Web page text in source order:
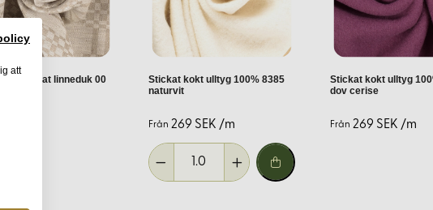
med råd och tips för att välja rätt inredningstyg för ditt projekt. Tveka
bomullstyger och ulltyger.
mönstrat linneduk 00
Stickat kokt ulltyg 100% 8385
naturvit
Från 269 SEK /m
Stickat kokt ulltyg
dov cerise
Från 269 SEK /m
att